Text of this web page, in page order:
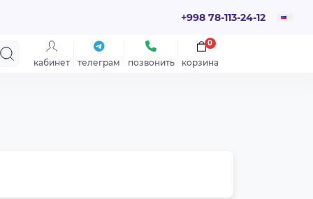
+998 78-113-24-12
кабинет телеграм позвонить корзина
0